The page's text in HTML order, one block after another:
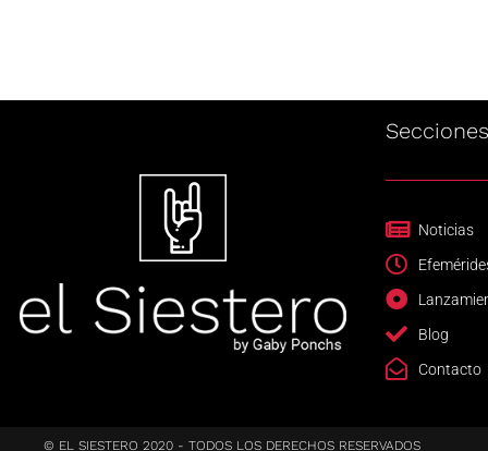
Secciones
Noticias
Blog
Contacto
© EL SIESTERO 2020 - TODOS LOS DERECHOS RESERVADOS